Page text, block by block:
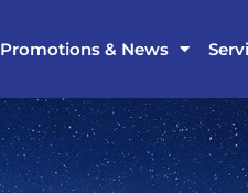
Promotions & News